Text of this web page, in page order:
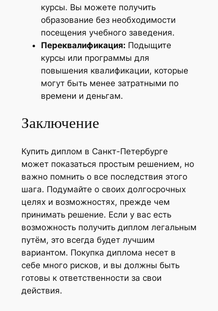
курсы. Вы можете получить
образование без необходимости
посещения учебного заведения.
Переквалификация: Подыщите
курсы или программы для
повышения квалификации, которые
могут быть менее затратными по
времени и деньгам.
Заключение
Купить диплом в Санкт-Петербурге
может показаться простым решением, но
важно помнить о все последствия этого
шага. Подумайте о своих долгосрочных
целях и возможностях, прежде чем
принимать решение. Если у вас есть
возможность получить диплом легальным
путём, это всегда будет лучшим
вариантом. Покупка диплома несет в
себе много рисков, и вы должны быть
готовы к ответственности за свои
действия.